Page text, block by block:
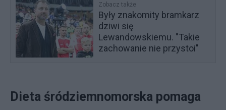
Zobacz także
Były znakomity bramkarz
dziwi się
Lewandowskiemu. "Takie
zachowanie nie przystoi"
Dieta śródziemnomorska pomaga